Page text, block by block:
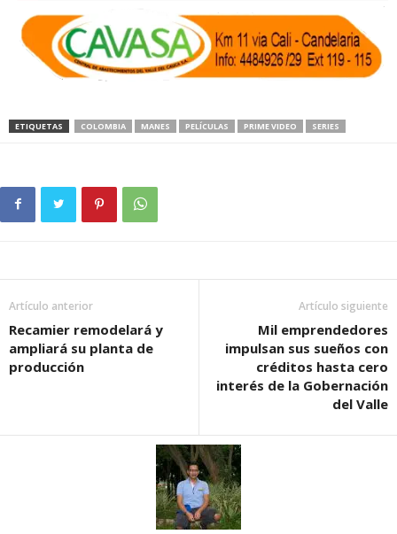
ETIQUETAS COLOMBIA MANES PELÍCULAS PRIME VIDEO SERIES
Artículo anterior
Recamier remodelará y
ampliará su planta de
producción
Artículo siguiente
Mil emprendedores
impulsan sus sueños con
créditos hasta cero
interés de la Gobernación
del Valle